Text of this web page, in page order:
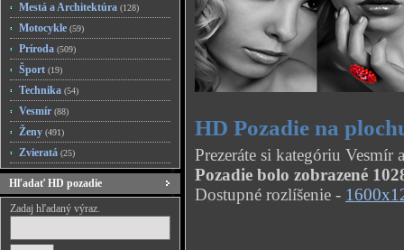
Mestá a Architektúra (128)
Motocykle (59)
Príroda (509)
Šport (19)
Technika (54)
Vesmír (88)
Ženy (491)
Zvieratá (25)
Hľadať HD pozadie
Zadaj hľadaný výraz.
HD Pozadie na
Prezeráte si kategóriu
Pozadie bolo zobrazené
Dostupné rozlíšenie -